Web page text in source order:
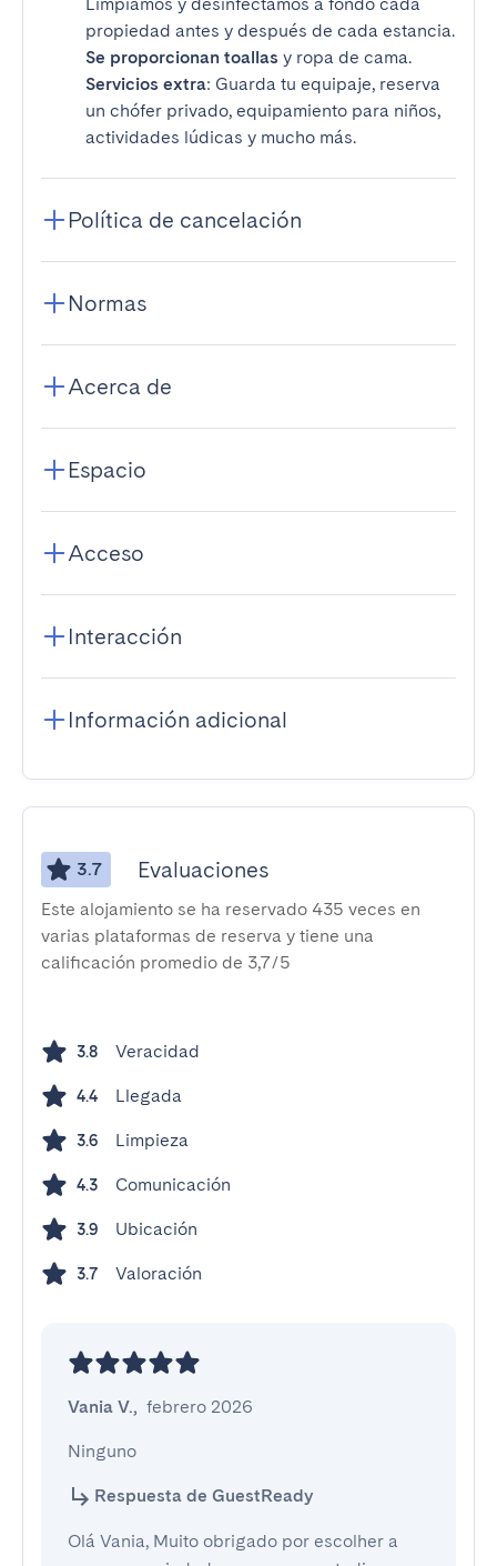
propiedad antes y después de cada estancia.
Se proporcionan toallas y ropa de cama.
Servicios extra: Guarda tu equipaje, reserva
un chófer privado, equipamiento para niños,
actividades lúdicas y mucho más.
Política de cancelación
Normas
Acerca de
Espacio
Acceso
Interacción
Información adicional
3.7 Evaluaciones
Este alojamiento se ha reservado 435 veces en
varias plataformas de reserva y tiene una
calificación promedio de 3,7/5
3.8 Veracidad
4.4 Llegada
3.6 Limpieza
4.3 Comunicación
3.9 Ubicación
3.7 Valoración
Vania V., febrero 2026
Ninguno
Respuesta de GuestReady
Olá Vania, Muito obrigado por escolher a